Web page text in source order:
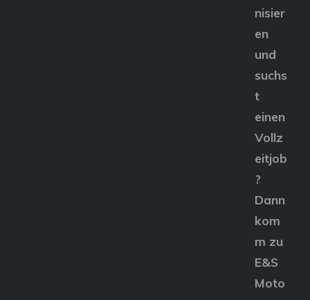
nisier
en
und
suchs
t
einen
Vollz
eitjob
?
Dann
kom
m zu
E&S
Moto